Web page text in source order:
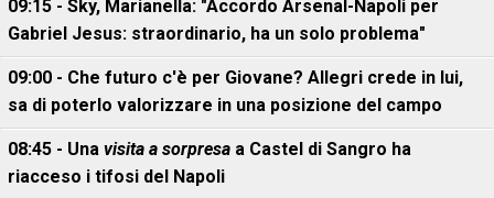
09:15 - Sky, Marianella: "Accordo Arsenal-Napoli per
Gabriel Jesus: straordinario, ha un solo problema"
09:00 - Che futuro c'è per Giovane? Allegri crede in lui,
sa di poterlo valorizzare in una posizione del campo
08:45 - Una visita a sorpresa a Castel di Sangro ha
riacceso i tifosi del Napoli